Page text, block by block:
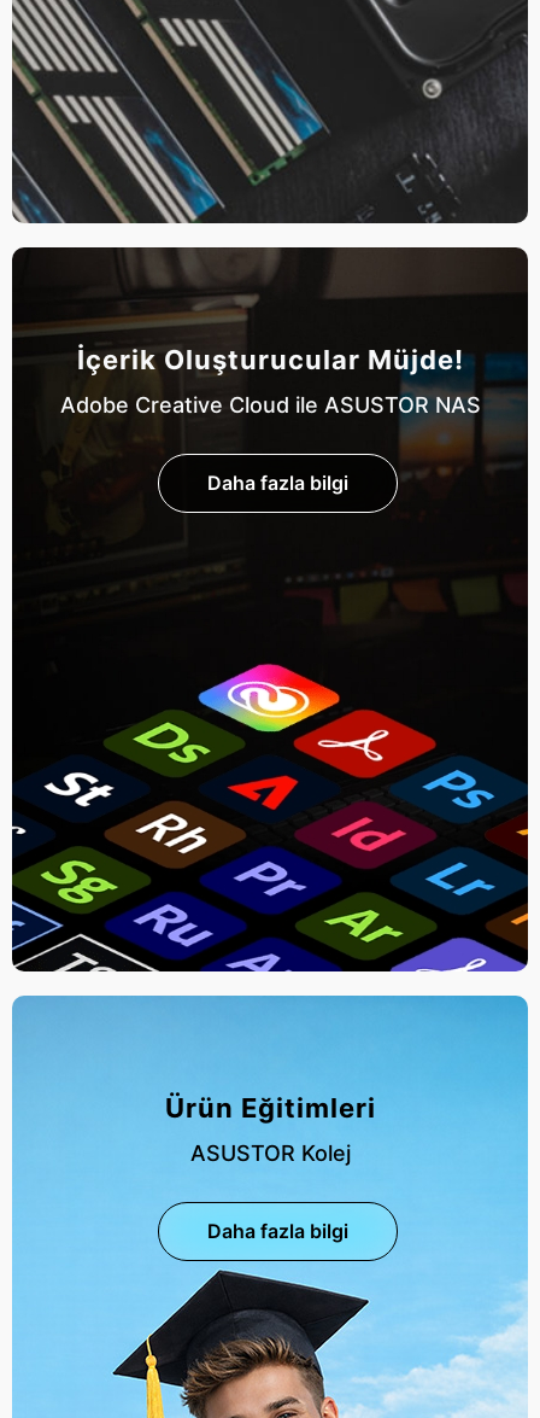
İçerik Oluşturucular Müjde!
Adobe Creative Cloud ile ASUSTOR NAS
Daha fazla bilgi
Ürün Eğitimleri
ASUSTOR Kolej
Daha fazla bilgi